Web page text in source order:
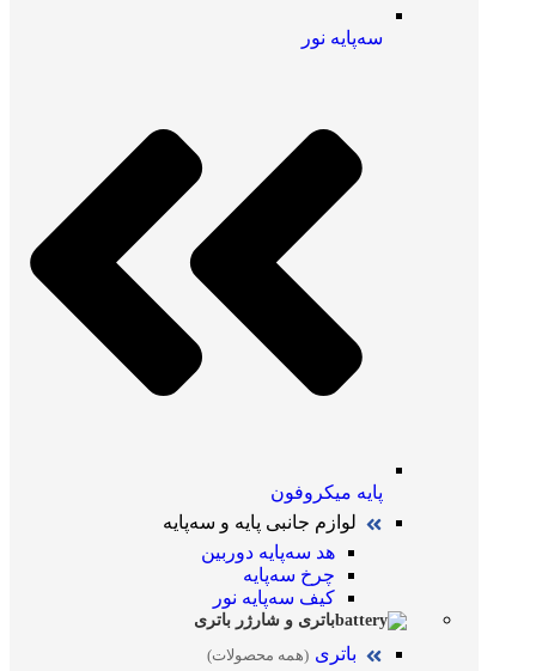
سه‌پایه نور
پایه میکروفون
لوازم جانبی پایه و سه‌پایه
هد سه‌پایه دوربین
چرخ سه‌پایه
کیف سه‌پایه نور
باتری و شارژر باتری
باتری (همه محصولات)